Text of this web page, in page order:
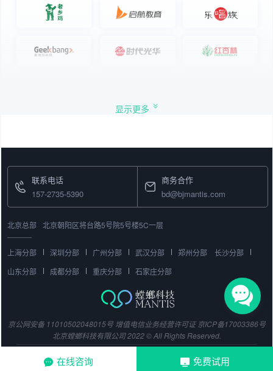
在线咨询 免费试用
显示更多
联系电话
157-2735-5390
商务合作
bd@bjmantis.com
北京总部 北京朝阳区将台路5号院5号楼5C一层
上海分部 深圳分部 广州分部 武汉分部 郑州分部
长沙分部
山东分部
成都分部 重庆分部 石家庄分部
京公网安备 11010502048015号 增值电信业务经营许可证 京ICP备17003386号
北京螳螂科技有限公司 2022 © All Rights Reserved.